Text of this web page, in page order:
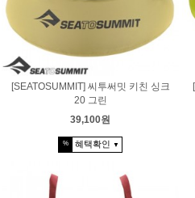
[SEATOSUMMIT] 씨투써밋 키친 싱크
20 그린
39,100원
% 혜택확인 ▼